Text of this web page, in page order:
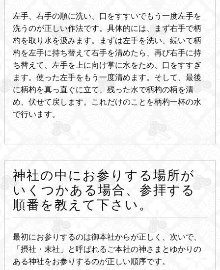
左手、右手の順に洗い、口をすすいでもう一度左手を
洗うのが正しい作法です。具体的には、まず右手で柄
杓を取り水を汲みます。まずは左手を洗い、続いて柄
杓を左手に持ち替えて右手を清めたら、再び右手に持
ち替えて、左手を上に向け掌に水をため、口をすすぎ
ます。使った左手をもう一度清めます。そして、最後
に柄杓を真っ直ぐに立て、残った水で柄杓の柄を清
め、伏せて戻します。これだけのことを柄杓一杯の水
で行います。
神社の中にお参りする場所が
いくつかある場合、参拝する
順番を教えて下さい。
最初にお参りするのは御本社からが正しく、次いで、
「摂社・末社」と呼ばれるご本社の神さまとゆかりの
ある神社をお参りするのが正しい順序です。